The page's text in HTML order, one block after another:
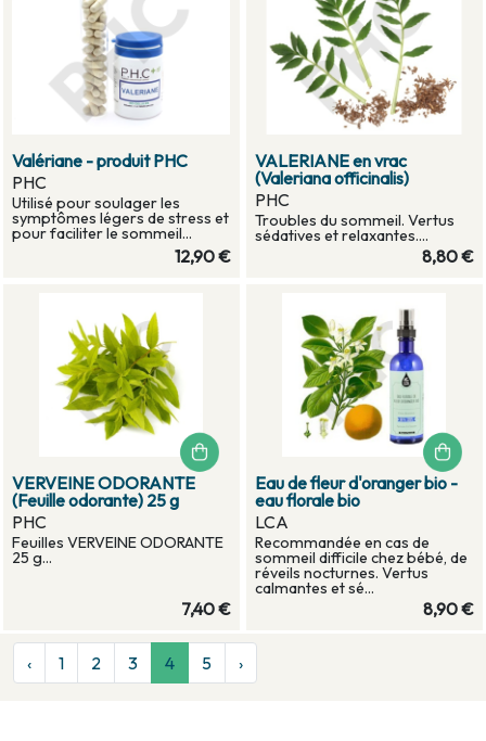
Valériane - produit PHC
PHC
Utilisé pour soulager les
symptômes légers de stress et
pour faciliter le sommeil...
12,90 €
VALERIANE en vrac
(Valeriana officinalis)
PHC
Troubles du sommeil. Vertus
sédatives et relaxantes....
8,80 €
VERVEINE ODORANTE
(Feuille odorante) 25 g
PHC
Feuilles VERVEINE ODORANTE
25 g...
7,40 €
Eau de fleur d'oranger bio -
eau florale bio
LCA
Recommandée en cas de
sommeil difficile chez bébé, de
réveils nocturnes. Vertus
calmantes et sé...
8,90 €
‹ 1 2 3 4 5 ›